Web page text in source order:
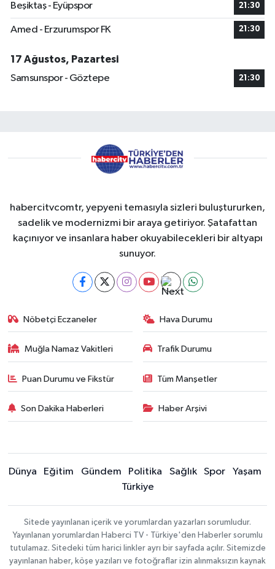
Beşiktaş - Eyüpspor 21:30
Amed - Erzurumspor FK 21:30
17 Ağustos, Pazartesi
Samsunspor - Göztepe
21:30
habercitvcomtr, yepyeni temasıyla sizleri buluştururken,
sadelik ve modernizmi bir araya getiriyor. Şatafattan
kaçınıyor ve insanlara haber okuyabilecekleri bir altyapı
sunuyor.
Nöbetçi Eczaneler Hava Durumu
Muğla Namaz Vakitleri Trafik Durumu
Puan Durumu ve Fikstür Tüm Manşetler
Son Dakika Haberleri Haber Arşivi
Dünya Eğitim Gündem Politika Sağlık Spor
Yaşam
Türkiye
Sitede yayınlanan içerik ve yorumlardan yazarları sorumludur.
Yayınlanan yorumlardan Haberci TV - Türkiye'den Haberler sorumlu
tutulamaz. Sitedeki tüm harici linkler ayrı bir sayfada açılır. Sitemizde
yayınlanan haber, köşe yazıları ve fotoğraflar izin alınmaksızın kaynak